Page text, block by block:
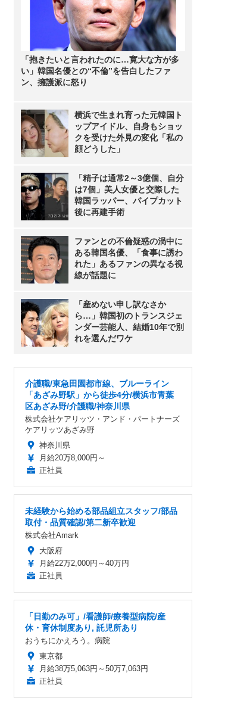
「抱きたいと言われたのに…寛大な方が多
い」韓国名優との“不倫”を告白したファ
ン、擁護派に怒り
横浜で生まれ育った元韓国ト
ップアイドル、自身もショッ
クを受けた外見の変化「私の
顔どうした」
「精子は通常2～3億個、自分
は7個」美人女優と交際した
韓国ラッパー、パイプカット
後に再建手術
ファンとの不倫疑惑の渦中に
ある韓国名優、「食事に誘わ
れた」あるファンの異なる視
線が話題に
「産めない申し訳なさか
ら…」韓国初のトランスジェ
ンダー芸能人、結婚10年で別
れを選んだワケ
介護職/東急田園都市線、ブルーライン
「あざみ野駅」から徒歩4分/横浜市青葉
区あざみ野/介護職/神奈川県
株式会社ケアリッツ・アンド・パートナーズ
ケアリッツあざみ野
神奈川県
月給20万8,000円～
正社員
未経験から始める部品組立スタッフ/部品
取付・品質確認/第二新卒歓迎
株式会社Amark
大阪府
月給22万2,000円～40万円
正社員
「日勤のみ可」/看護師/療養型病院/産
休・育休制度あり, 託児所あり
おうちにかえろう。病院
東京都
月給38万5,063円～50万7,063円
正社員